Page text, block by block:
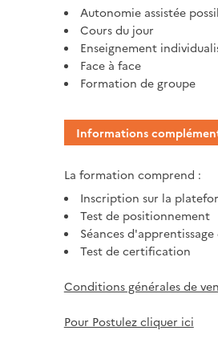
Autonomie assistée
Cours du jour
Enseignement
Face à face
Formation de groupe
Informations
La formation comprend :
Inscription sur la
Test de positionnement
Séances
Test de certification
Conditions générales de
Pour Postulez cliquer ici